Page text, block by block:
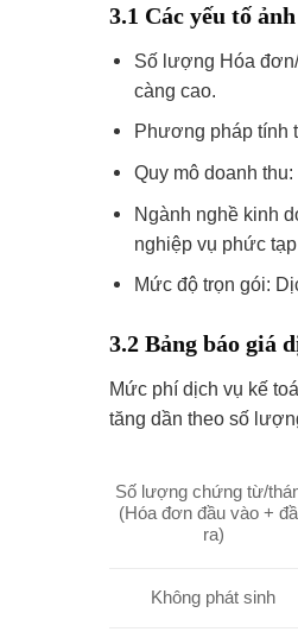
3.1 Các yếu tố
Số lượng Hóa
càng cao.
Phương pháp tính
Quy mô doanh
Ngành nghề kinh
nghiệp vụ phức
Mức độ trọn gói:
3.2 Bảng báo giá
Mức phí dịch vụ kế
tăng dần theo số
Số lượng chứng từ/
(Hóa đơn đầu vào +
ra)
Không phát sinh